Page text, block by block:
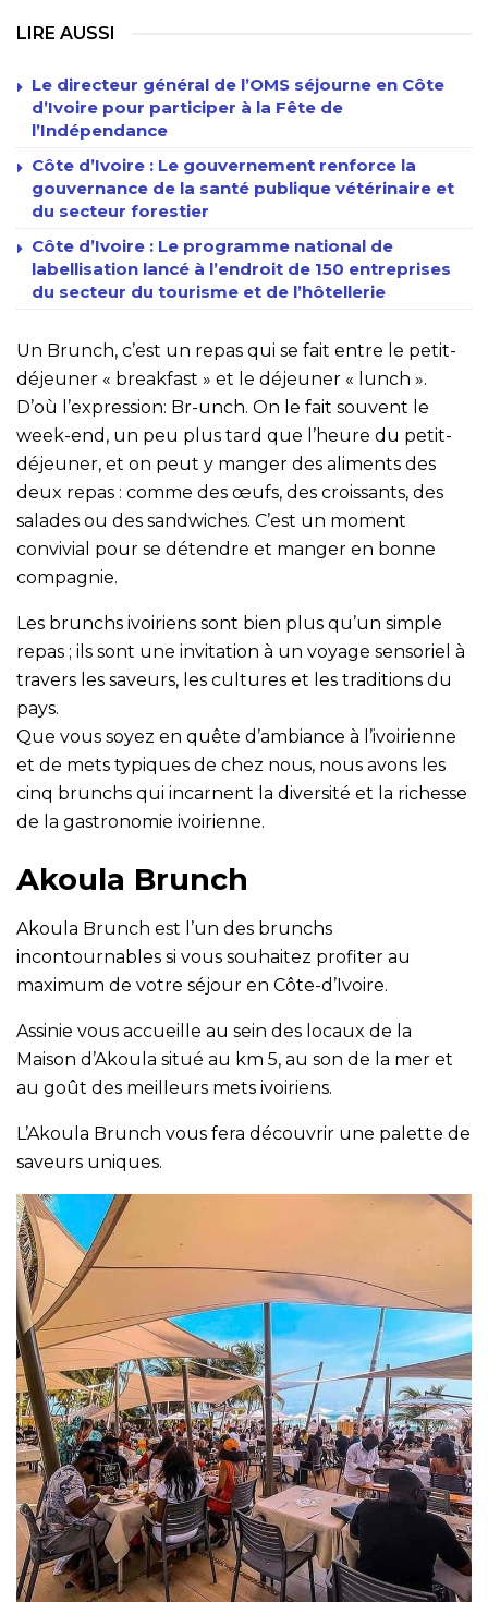
LIRE AUSSI
Le directeur général de l’OMS séjourne en Côte
d’Ivoire pour participer à la Fête de
l’Indépendance
Côte d’Ivoire : Le gouvernement renforce la
gouvernance de la santé publique vétérinaire et
du secteur forestier
Côte d’Ivoire : Le programme national de
labellisation lancé à l’endroit de 150 entreprises
du secteur du tourisme et de l’hôtellerie
Un Brunch, c’est un repas qui se fait entre le petit-
déjeuner « breakfast » et le déjeuner « lunch ».
D’où l’expression: Br-unch. On le fait souvent le
week-end, un peu plus tard que l’heure du petit-
déjeuner, et on peut y manger des aliments des
deux repas : comme des œufs, des croissants, des
salades ou des sandwiches. C’est un moment
convivial pour se détendre et manger en bonne
compagnie.
Les brunchs ivoiriens sont bien plus qu’un simple
repas ; ils sont une invitation à un voyage sensoriel à
travers les saveurs, les cultures et les traditions du
pays.
Que vous soyez en quête d’ambiance à l’ivoirienne
et de mets typiques de chez nous, nous avons les
cinq brunchs qui incarnent la diversité et la richesse
de la gastronomie ivoirienne.
Akoula Brunch
Akoula Brunch est l’un des brunchs
incontournables si vous souhaitez profiter au
maximum de votre séjour en Côte-d’Ivoire.
Assinie vous accueille au sein des locaux de la
Maison d’Akoula situé au km 5, au son de la mer et
au goût des meilleurs mets ivoiriens.
L’Akoula Brunch vous fera découvrir une palette de
saveurs uniques.